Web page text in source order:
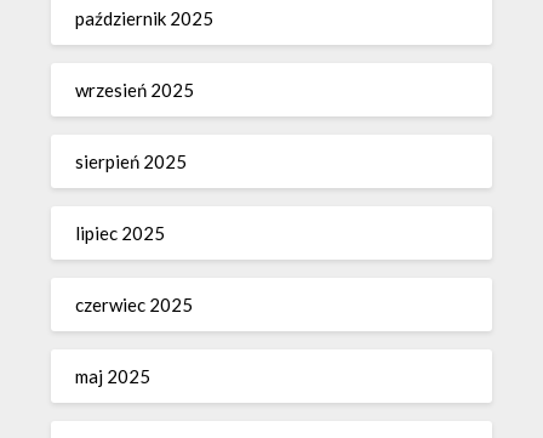
październik 2025
wrzesień 2025
sierpień 2025
lipiec 2025
czerwiec 2025
maj 2025